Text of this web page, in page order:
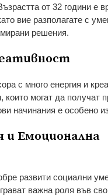
от 32 години е
вие разполагате с
решения.
с много енергия и
които могат да получат
начинания е особено
и Емоционална
развити социални
важна роля във